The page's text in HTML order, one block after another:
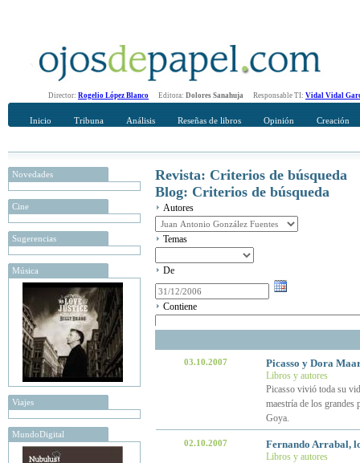
Director: Rogelio López Blanco Editora: Dolores Sanahuja Responsable TI: Vidal Vidal
Inicio Tribuna Análisis Reseñas de libros Opinión Creación
Novedades
Cine
Sugerencias
Música
Viajes
MundoDigital
Revista: Criterios de búsqueda
Blog: Criterios de búsqueda
Autores
Temas
De
Contiene
03.10.2007 Picasso y Dora
Libros y autores
Picasso vivió toda su
maestría de los grandes
Goya.
02.10.2007 Fernando Arrabal,
Libros y autores